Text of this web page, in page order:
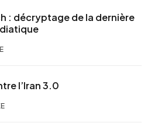
: décryptage de la dernière
l’Iran 3.0